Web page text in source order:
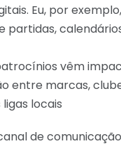
Eu, por exemplo,
vêm
entre marcas,
locais
de